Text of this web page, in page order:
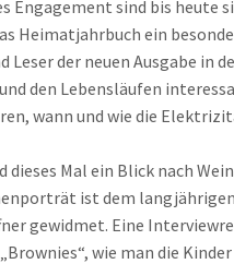
Engagement sind bis heute
Heimatjahrbuch ein
Leser der neuen Ausgabe in
den Lebensläufen
wann und wie die
Mal ein Blick nach
ist dem langjährigen
gewidmet. Eine
wie man die